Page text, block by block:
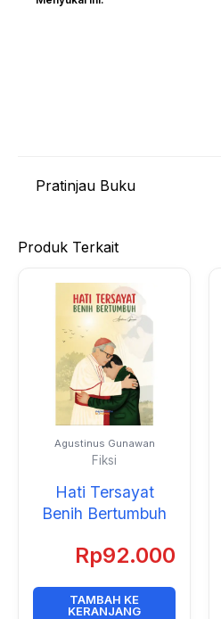
Pratinjau Buku
Produk Terkait
Agustinus Gunawan
Fiksi
Hati Tersayat
Benih Bertumbuh
Rp92.000
TAMBAH KE
KERANJANG